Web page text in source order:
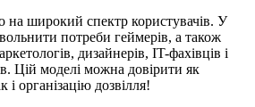
на широкий спектр користувачів. У
потреби геймерів, а також
дизайнерів, IT-фахівців і
Цій моделі можна довірити як
і організацію дозвілля!